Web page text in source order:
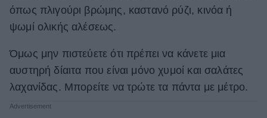
όπως πλιγούρι βρώμης, καστανό ρύζι, κινόα ή
ψωμί ολικής αλέσεως.
Όμως μην πιστεύετε ότι πρέπει να κάνετε μια
αυστηρή δίαιτα που είναι μόνο χυμοί και σαλάτες
λαχανίδας. Μπορείτε να τρώτε τα πάντα με μέτρο.